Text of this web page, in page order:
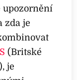
upozornění
zda je
(Britské
je